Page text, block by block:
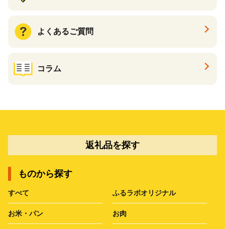
よくあるご質問
コラム
返礼品を探す
ものから探す
すべて ふるラボオリジナル
お米・パン お肉